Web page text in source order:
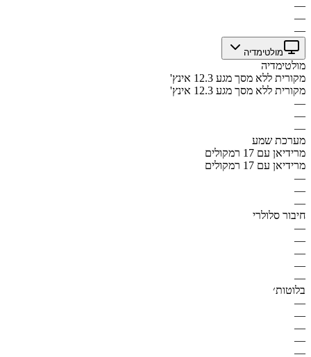
—
—
—
מולטימדיה
מולטימדיה
מקורית ללא מסך מגע 12.3 אינץ'
מקורית ללא מסך מגע 12.3 אינץ'
—
—
—
מערכת שמע
מרידיאן עם 17 רמקולים
מרידיאן עם 17 רמקולים
—
—
—
חיבור סלולרי
—
—
—
—
—
בלוטות׳
—
—
—
—
—